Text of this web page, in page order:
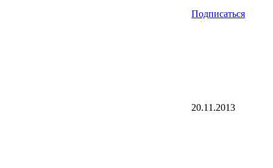
Подписаться
20.11.2013